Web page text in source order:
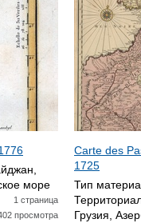
море
1 страница
просмотра
Carte des
1725
Тип
Грузия,